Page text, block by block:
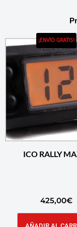
¡ENVÍO GRATIS!
ICO RALLY
425,00€